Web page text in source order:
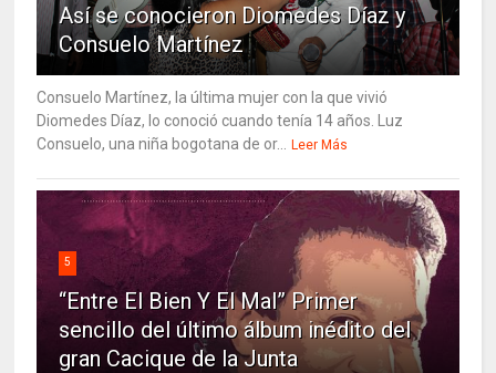
Así se conocieron Diomedes Díaz y
Consuelo Martínez
Consuelo Martínez, la última mujer con la que vivió
Diomedes Díaz, lo conoció cuando tenía 14 años. Luz
Consuelo, una niña bogotana de or...
Leer Más
5
“Entre El Bien Y El Mal” Primer
sencillo del último álbum inédito del
gran Cacique de la Junta